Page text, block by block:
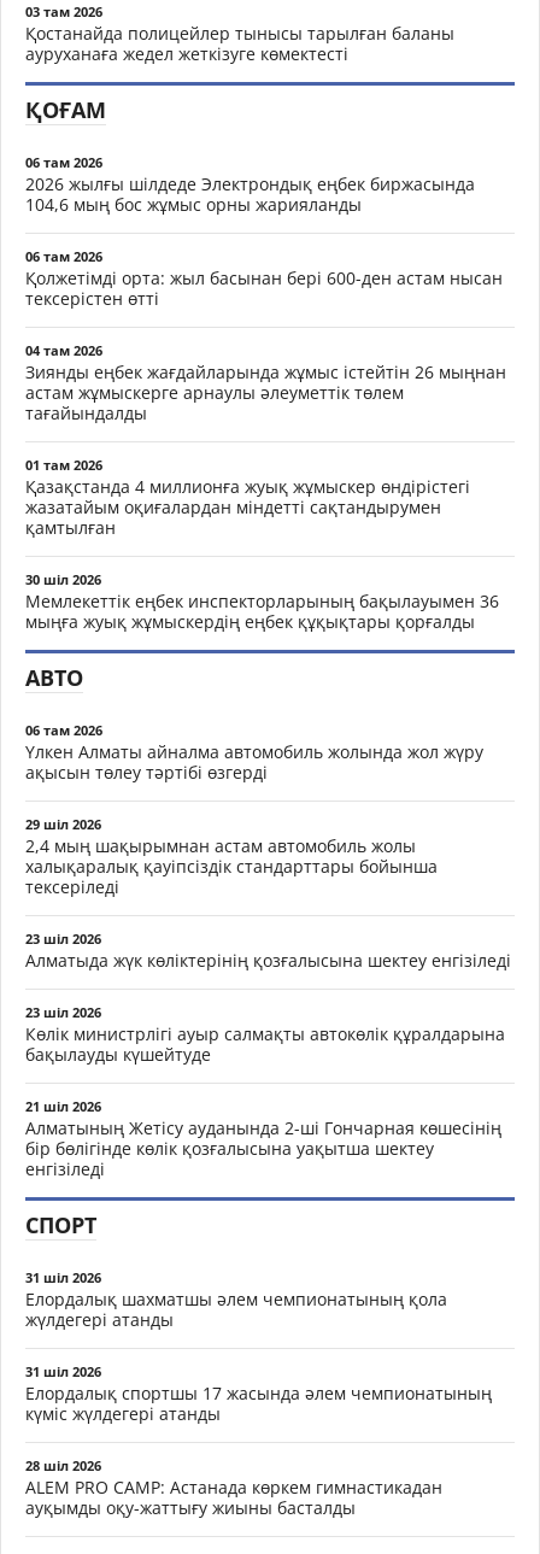
03 там 2026
Қостанайда полицейлер тынысы тарылған баланы
ауруханаға жедел жеткізуге көмектесті
ҚОҒАМ
06 там 2026
2026 жылғы шілдеде Электрондық еңбек биржасында
104,6 мың бос жұмыс орны жарияланды
06 там 2026
Қолжетімді орта: жыл басынан бері 600-ден астам нысан
тексерістен өтті
04 там 2026
Зиянды еңбек жағдайларында жұмыс істейтін 26 мыңнан
астам жұмыскерге арнаулы әлеуметтік төлем
тағайындалды
01 там 2026
Қазақстанда 4 миллионға жуық жұмыскер өндірістегі
жазатайым оқиғалардан міндетті сақтандырумен
қамтылған
30 шіл 2026
Мемлекеттік еңбек инспекторларының бақылауымен 36
мыңға жуық жұмыскердің еңбек құқықтары қорғалды
АВТО
06 там 2026
Үлкен Алматы айналма автомобиль жолында жол жүру
ақысын төлеу тәртібі өзгерді
29 шіл 2026
2,4 мың шақырымнан астам автомобиль жолы
халықаралық қауіпсіздік стандарттары бойынша
тексеріледі
23 шіл 2026
Алматыда жүк көліктерінің қозғалысына шектеу енгізіледі
23 шіл 2026
Көлік министрлігі ауыр салмақты автокөлік құралдарына
бақылауды күшейтуде
21 шіл 2026
Алматының Жетісу ауданында 2-ші Гончарная көшесінің
бір бөлігінде көлік қозғалысына уақытша шектеу
енгізіледі
СПОРТ
31 шіл 2026
Елордалық шахматшы әлем чемпионатының қола
жүлдегері атанды
31 шіл 2026
Елордалық спортшы 17 жасында әлем чемпионатының
күміс жүлдегері атанды
28 шіл 2026
ALEM PRO CAMP: Астанада көркем гимнастикадан
ауқымды оқу-жаттығу жиыны басталды